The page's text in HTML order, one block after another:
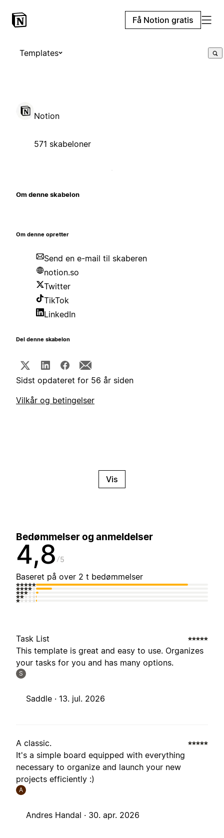
Få Notion gratis
Templates
Notion
571 skabeloner
Om denne skabelon
Om denne opretter
Send en e-mail til skaberen
notion.so
Twitter
TikTok
LinkedIn
Del denne skabelon
Sidst opdateret for 56 år siden
Vilkår og betingelser
Vis
Bedømmelser og anmeldelser
4,8 5
Baseret på over 2 t bedømmelser
Task List
This template is great and easy to use. Organizes
your tasks for you and has many options.
S
Saddle · 13. jul. 2026
A classic.
It's a simple board equipped with everything
necessary to organize and launch your new
projects efficiently :)
A
Andres Handal · 30. apr. 2026